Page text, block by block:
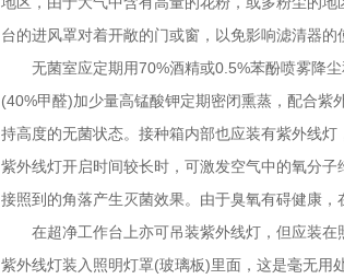
台的进风罩对着开敞的门或窗，以免影响滤清器的
无菌室应定期用70%酒精或0.5%苯酚喷雾降
(40%甲醛)加少量高锰酸钾定期密闭熏蒸，配合
持高度的无菌状态。接种箱内部也应装有紫外线
紫外线灯开启时间较长时，可激发空气中的氧分
接照到的角落产生灭菌效果。由于臭氧有碍健康
在超净工作台上亦可吊装紫外线灯，但应装
紫外线灯装入照明灯罩(玻璃板)里面，这是毫无用